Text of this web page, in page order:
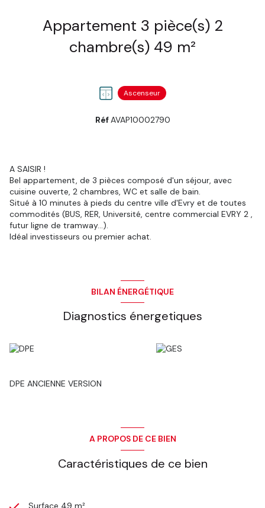
Appartement 3 pièce(s) 2
chambre(s) 49 m²
Ascenseur
RéfAVAP10002790
A SAISIR !
Bel appartement, de 3 pièces composé d'un séjour, avec
cuisine ouverte, 2 chambres, WC et salle de bain.
Situé à 10 minutes à pieds du centre ville d'Evry et de toutes
commodités (BUS, RER, Université, centre commercial EVRY 2 ,
futur ligne de tramway...).
Idéal investisseurs ou premier achat.
BILAN ÉNERGÉTIQUE
Diagnostics énergetiques
DPE ANCIENNE VERSION
A PROPOS DE CE BIEN
Caractéristiques de ce bien
Surface 49 m²